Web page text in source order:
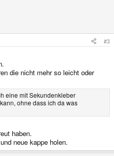
#3
die nicht mehr so leicht oder
eine mit Sekundenkleber
ohne dass ich da was
haben.
neue kappe holen.